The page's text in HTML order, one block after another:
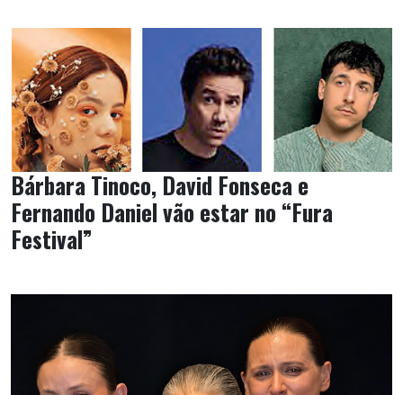
Bárbara Tinoco, David Fonseca e
Fernando Daniel vão estar no “Fura
Festival”